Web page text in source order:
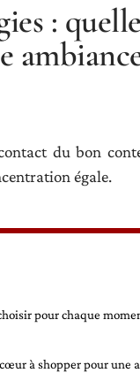
:
du bon
égale.
pour chaque
à shopper pour une